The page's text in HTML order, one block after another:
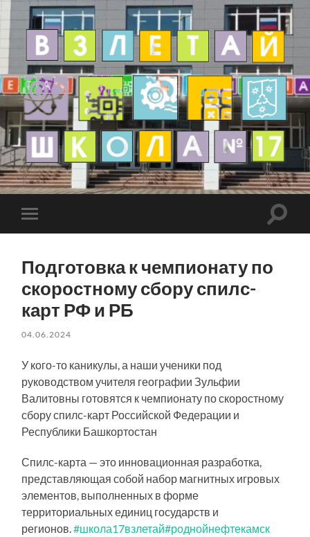
Подготовка к чемпионату по
скоростному сбору спилс-
карт РФ и РБ
04.06.2024
У кого-то каникулы, а наши ученики под
руководством учителя географии Зульфии
Валитовны готовятся к чемпионату по скоростному
сбору спилс-карт Российской Федерации и
Республики Башкортостан
Спилс-карта — это инновационная разработка,
представляющая собой набор магнитных игровых
элементов, выполненных в форме
территориальных единиц государств и
регионов.#школа17взлетай#роднойнефтекамск